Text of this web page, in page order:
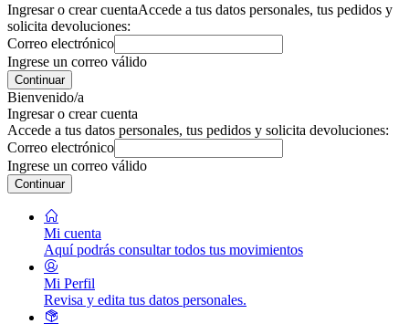
Ingresar o crear cuentaAccede a tus datos personales, tus pedidos y
solicita devoluciones:
Correo electrónico
Ingrese un correo válido
Continuar
Bienvenido/a
Ingresar o crear cuenta
Accede a tus datos personales, tus pedidos y solicita devoluciones:
Correo electrónico
Ingrese un correo válido
Continuar
Mi cuenta
Aquí podrás consultar todos tus movimientos
Mi Perfil
Revisa y edita tus datos personales.